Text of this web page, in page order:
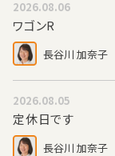
2026.08.06
ワゴンR
長谷川 加奈子
2026.08.05
定休日です
長谷川 加奈子